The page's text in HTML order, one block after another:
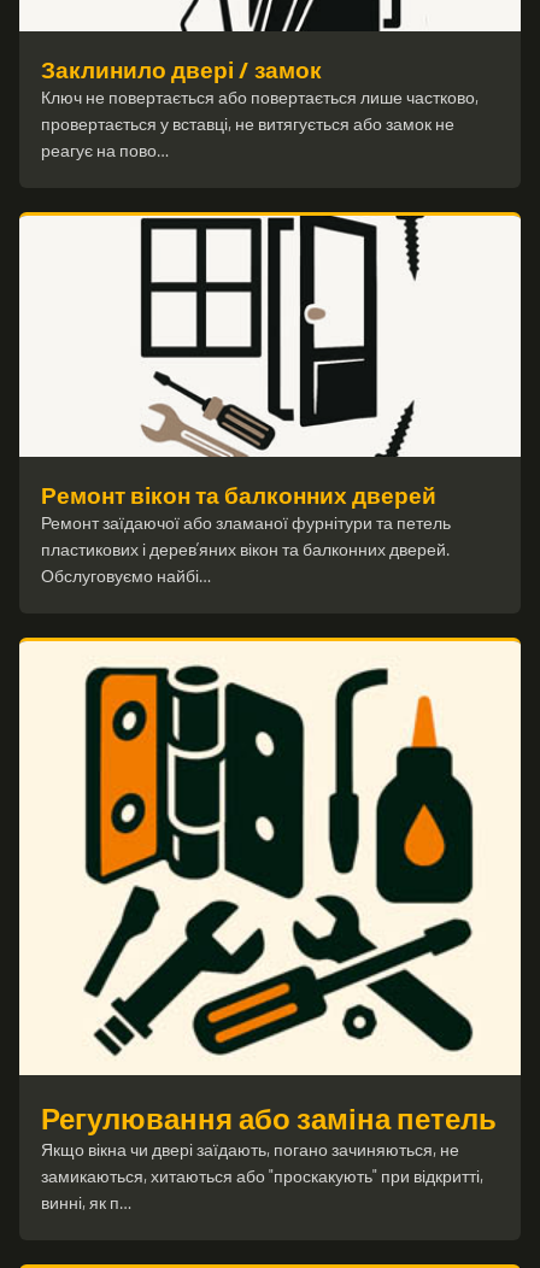
Заклинило двері / замок
Ключ не повертається або повертається лише частково,
провертається у вставці, не витягується або замок не
реагує на пово…
Ремонт вікон та балконних дверей
Ремонт заїдаючої або зламаної фурнітури та петель
пластикових і дерев’яних вікон та балконних дверей.
Обслуговуємо найбі…
Регулювання або заміна петель
Якщо вікна чи двері заїдають, погано зачиняються, не
замикаються, хитаються або "проскакують" при відкритті,
винні, як п…